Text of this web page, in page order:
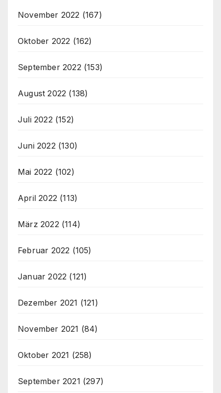
November 2022 (167)
Oktober 2022 (162)
September 2022 (153)
August 2022 (138)
Juli 2022 (152)
Juni 2022 (130)
Mai 2022 (102)
April 2022 (113)
März 2022 (114)
Februar 2022 (105)
Januar 2022 (121)
Dezember 2021 (121)
November 2021 (84)
Oktober 2021 (258)
September 2021 (297)